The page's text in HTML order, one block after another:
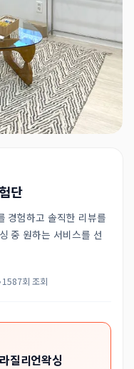
단
경험하고 솔직한 리뷰를
중 원하는 서비스를 선
회 조회
질리언왁싱